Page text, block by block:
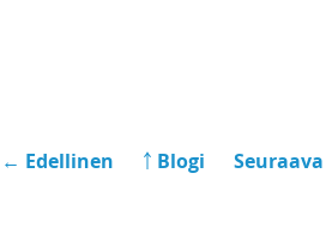
← Edellinen ￪ Blogi